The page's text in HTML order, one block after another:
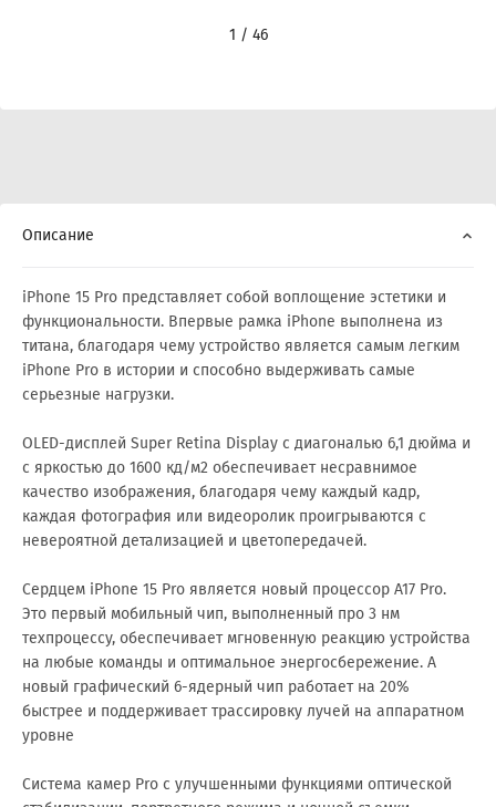
1 / 46
Описание
iPhone 15 Pro представляет собой воплощение эстетики и
функциональности. Впервые рамка iPhone выполнена из
титана, благодаря чему устройство является самым легким
iPhone Pro в истории и способно выдерживать самые
серьезные нагрузки.
OLED-дисплей Super Retina Display с диагональю 6,1 дюйма и
с яркостью до 1600 кд/м2 обеспечивает несравнимое
качество изображения, благодаря чему каждый кадр,
каждая фотография или видеоролик проигрываются с
невероятной детализацией и цветопередачей.
Сердцем iPhone 15 Pro является новый процессор A17 Pro.
Это первый мобильный чип, выполненный про 3 нм
техпроцессу, обеспечивает мгновенную реакцию устройства
на любые команды и оптимальное энергосбережение. А
новый графический 6-ядерный чип работает на 20%
быстрее и поддерживает трассировку лучей на аппаратном
уровне
Система камер Pro с улучшенными функциями оптической